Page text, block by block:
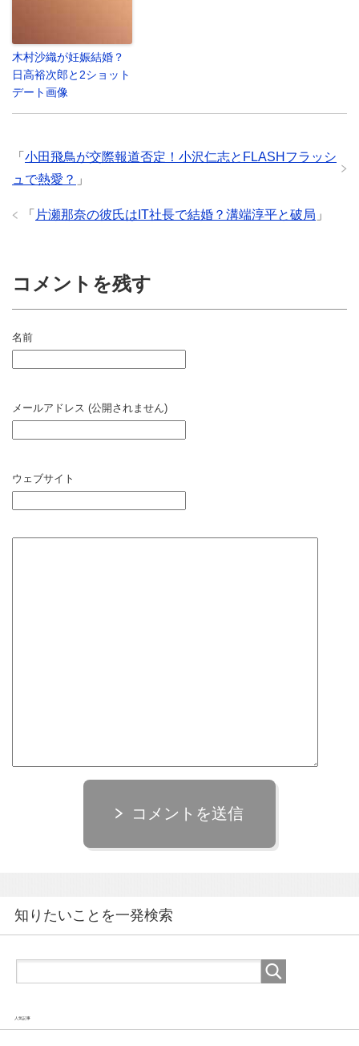
木村沙織が妊娠結婚？
日高裕次郎と2ショット
デート画像
「 小田飛鳥が交際報道否定！小沢仁志とFLASHフラッシ
ュで熱愛？ 」
「 片瀬那奈の彼氏はIT社長で結婚？溝端淳平と破局 」
コメントを残す
名前
メールアドレス (公開されません)
ウェブサイト
コメントを送信
知りたいことを一発検索
人気記事